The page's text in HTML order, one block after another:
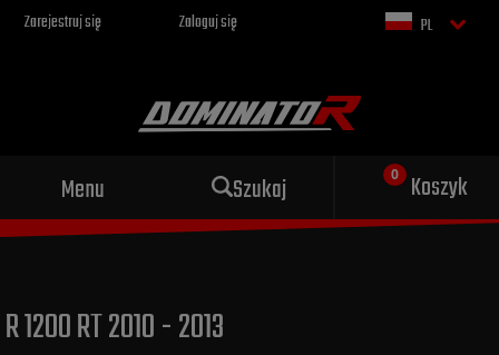
Zarejestruj się Zaloguj się PL
Menu Szukaj Koszyk
Sportowy wydech dla Twojego
R 1200 RT 2010 - 2013